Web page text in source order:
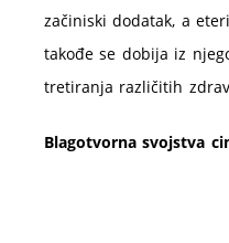
začiniski dodatak, a
takođe se dobija iz
tretiranja različitih
Blagotvorna svojstva